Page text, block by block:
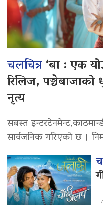
चलचित्र‘बा : एक
रिलिज,
नृत्य
सबस्त
सार्वजनिक गरिएको छ ।